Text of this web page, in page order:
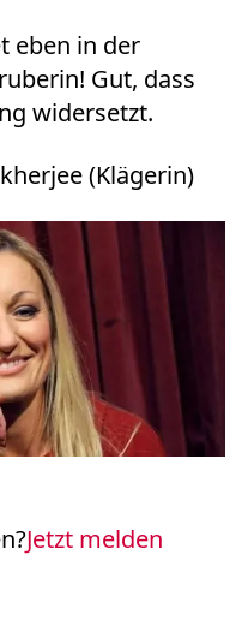
eben in der
Gut, dass
widersetzt.
(Klägerin)
Jetzt melden